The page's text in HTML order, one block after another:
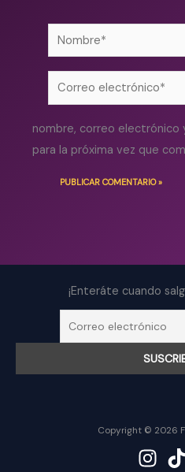
Nombre*
Correo
electrónico*
nombre, correo electrónico
para la próxima vez que
¡Enteráte cuando
Copyright © 2026